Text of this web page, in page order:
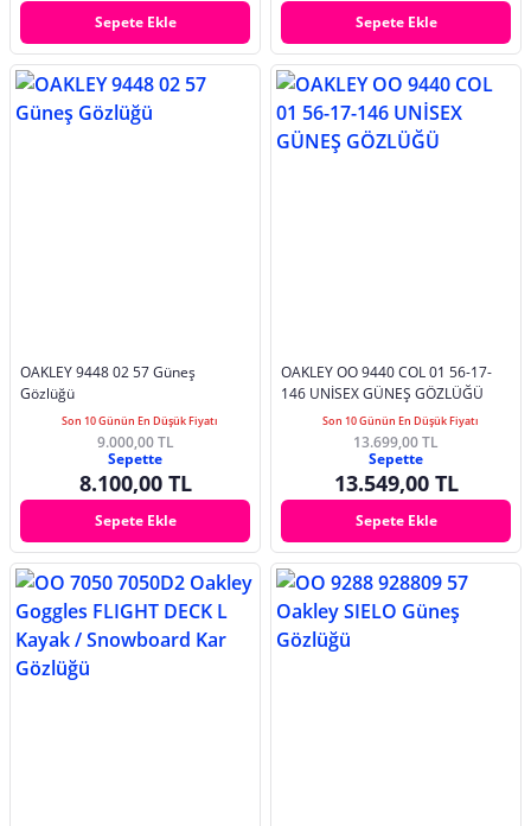
Sepete Ekle Sepete Ekle
OAKLEY 9448 02 57 Güneş
Gözlüğü
Son 10 Günün En Düşük Fiyatı
9.000,00 TL
Sepette
8.100,00 TL
Sepete Ekle
OAKLEY OO 9440 COL 01 56-17-
146 UNİSEX GÜNEŞ GÖZLÜĞÜ
Son 10 Günün En Düşük Fiyatı
13.699,00 TL
Sepette
13.549,00 TL
Sepete Ekle